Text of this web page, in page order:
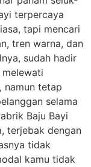
terpercaya
tapi mencari
tren warna, dan
sudah hadir
namun tetap
selama
Baju Bayi
terjebak dengan
tidak
kamu tidak